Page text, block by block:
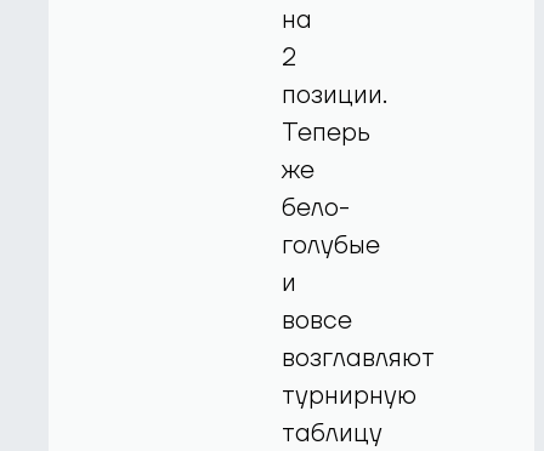
на
2
позиции.
Теперь
же
бело-
голубые
и
вовсе
возглавляют
турнирную
таблицу